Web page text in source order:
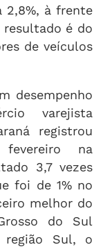
2,8%, à frente
resultado é do
de veículos
desempenho
varejista
registrou
na
3,7 vezes
foi de 1% no
melhor do
do Sul
região Sul, o